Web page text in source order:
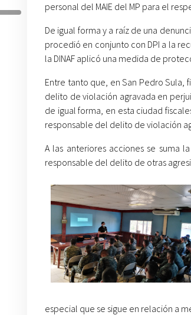
personal del MAIE del MP para el
De igual forma y a raíz de una
procedió en conjunto con DPI a la
la DINAF aplicó una medida de
Entre tanto que, en San Pedro Sula,
delito de violación agravada en
de igual forma, en esta ciudad
responsable del delito de violación
A las anteriores acciones se suma
responsable del delito de otras
especial que se sigue en relación a